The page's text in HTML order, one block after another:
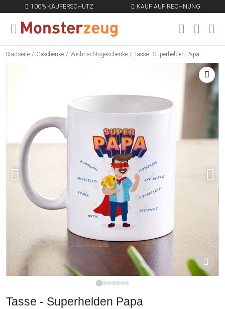
100% KÄUFERSCHUTZ KAUF AUF RECHNUNG
MENÜ SCHLIESSEN
Startseite Geschenke Weihnachtsgeschenke Tasse - Superhelden Papa
Tasse - Superhelden Papa